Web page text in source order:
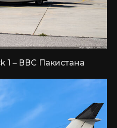
1 – ВВС Пакистана